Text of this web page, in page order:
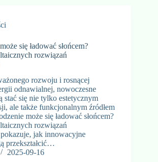
się ładować słońcem?
rozwiązań
rozwoju i rosnącej
odnawialnej, nowoczesne
stać się nie tylko estetycznym
ale także funkcjonalnym źródłem
może się ładować słońcem?
rozwiązań
jak innowacyjne
przekształcić…
2025-09-16